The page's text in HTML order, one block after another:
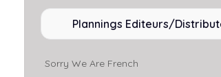
Plannings Editeurs/
Sorry We Are French